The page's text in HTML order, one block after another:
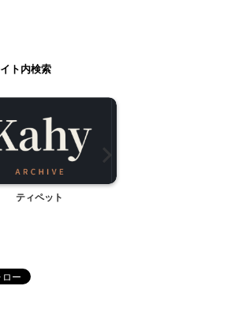
ト内検索
ティペット